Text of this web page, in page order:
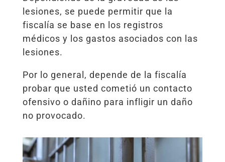
lesiones, se puede permitir que la
fiscalía se base en los registros
médicos y los gastos asociados con las
lesiones.
Por lo general, depende de la fiscalía
probar que usted cometió un contacto
ofensivo o dañino para infligir un daño
no provocado.